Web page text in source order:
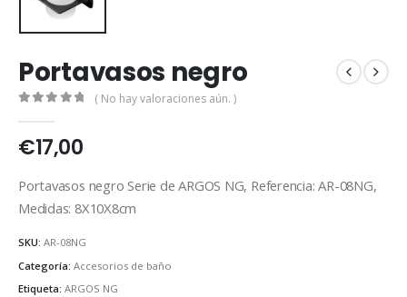
Portavasos negro
( No hay valoraciones aún. )
€17,00
Portavasos negro Serie de ARGOS NG, Referencia: AR-08NG,
Medidas: 8X10X8cm
SKU: AR-08NG
Categoría: Accesorios de baño
Etiqueta: ARGOS NG